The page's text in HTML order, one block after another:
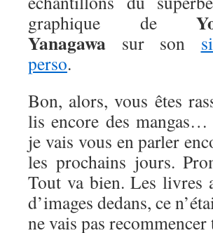
graphique de
Yanagawa sur son
perso.
Bon, alors, vous êtes
lis encore des
je vais vous en parler
les prochains jours.
Tout va bien. Les livres
d’images dedans, ce
ne vais pas